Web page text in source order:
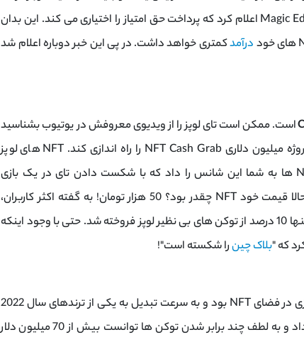
شد! 16 دقیقه پس از این خبر، پلتفرم Magic Eden اعلام کرد که پرداخت حق امتیاز را اختیاری می کند. این بدان
درآمدکمتری خواهد داشت. در پی این خبر دوباره اعلام شد
است. ممکن است تای لوپز را از ویدیوی معروفش در یوتیوب بشناسید
(اینجا در گاراژ من…). او سعی کرد یک پروژه میلیون دلاری NFT Cash Grab را راه اندازی کند. NFT های لوپز
کاربردهای مختلفی داشتند. یکی از NFT ها به شما این شانس را داد که با شکست دادن تای در یک بازی
بسکتبال 1v1، 10,000 دلار برنده شوید. حالا قیمت خود NFT چقدر بود؟ 50 هزار تومان! به گفته اکثر کاربران،
خرید این NFT ها یک کار احمقانه بود و تنها 10 درصد از توکن های بی نظیر لوپز فروخته شد. حتی با وجود اینکه
بلاک چینرا شکسته است"!
هدف پروژه Pixelmon توسعه بهترین بازی در فضای NFT بود و به سرعت تبدیل به یکی از ترندهای سال 2022
شد. در واقع بازاریابی پیکسلمون جواب داد و به لطف چند برابر شدن توکن ها توانست بیش از 70 میلیون دلار